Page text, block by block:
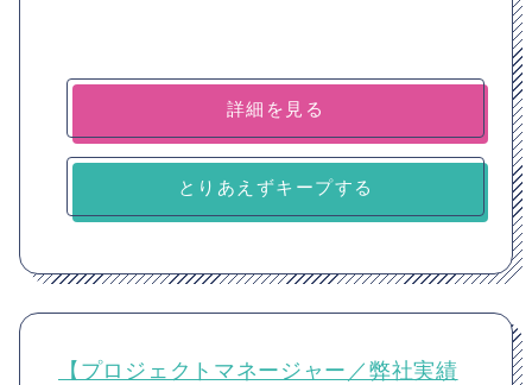
詳細を見る
とりあえずキープする
【プロジェクトマネージャー／弊社実績